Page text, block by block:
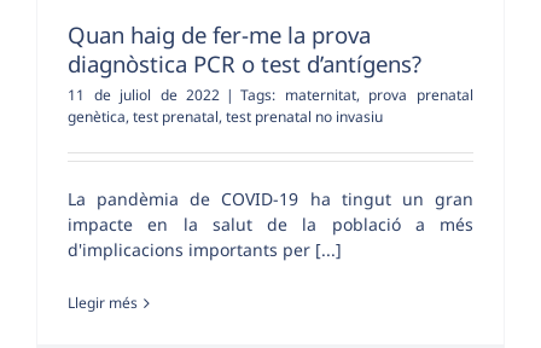
Quan haig de fer-me la prova
diagnòstica PCR o test d’antígens?
11 de juliol de 2022 | Tags: maternitat, prova prenatal
genètica, test prenatal, test prenatal no invasiu
La pandèmia de COVID-19 ha tingut un gran
impacte en la salut de la població a més
d'implicacions importants per [...]
Llegir més